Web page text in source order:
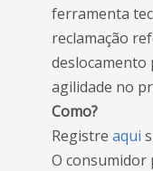
ferramenta
reclamação
deslocamento
agilidade no
Como?
Registre aqui
O consumidor